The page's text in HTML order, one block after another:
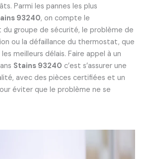
Parmi les pannes les plus
93240, on compte le
groupe de sécurité, le problème de
ou la défaillance du thermostat, que
meilleurs délais. Faire appel à un
Stains 93240 c’est s’assurer une
avec des pièces certifiées et un
éviter que le problème ne se